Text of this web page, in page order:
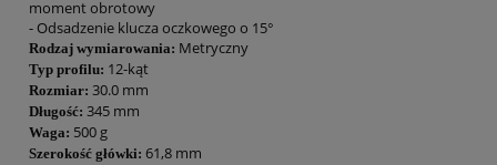
moment obrotowy
- Odsadzenie klucza oczkowego o 15°
Rodzaj wymiarowania: Metryczny
Typ profilu: 12-kąt
Rozmiar: 30.0 mm
Długość: 345 mm
Waga: 500 g
Szerokość główki: 61,8 mm